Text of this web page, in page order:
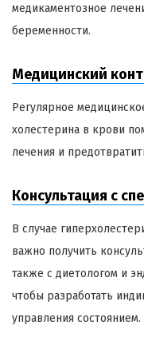
медикаментозное
беременности.
Медицинский
Регулярное
холестерина в крови
лечения и
Консультация с
В случае
важно получить
также с диетологом и
чтобы разработать
управления состоянием.